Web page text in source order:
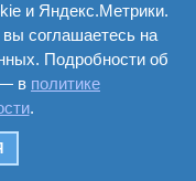
и Яндекс.Метрики.
соглашаетесь на
Подробности об
в политике
.